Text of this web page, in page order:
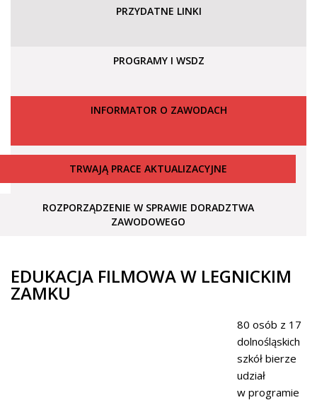
PRZYDATNE LINKI
PROGRAMY I WSDZ
INFORMATOR O ZAWODACH
TRWAJĄ PRACE AKTUALIZACYJNE
ROZPORZĄDZENIE W SPRAWIE DORADZTWA
ZAWODOWEGO
EDUKACJA FILMOWA W LEGNICKIM
ZAMKU
80 osób z 17
dolnośląskich
szkół bierze
udział
w programie